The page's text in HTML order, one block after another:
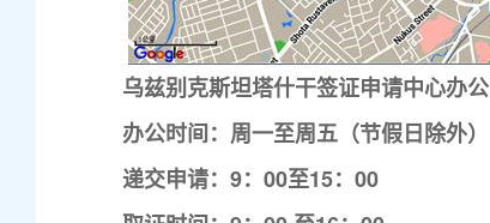
乌兹别克斯坦塔什干签证申请中心办公
办公时间：周一至周五（节假日除外）
递交申请：9：00至15：00